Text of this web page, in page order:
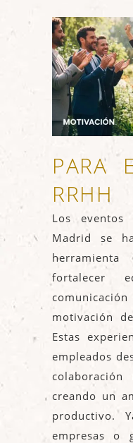
PARA
RRHH
Los
Madrid se
fortalecer
motivación
Estas
empleados
creando un
productivo.
empresas o